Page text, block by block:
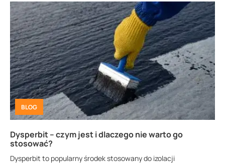
BLOG
Dysperbit – czym jest i dlaczego nie warto go
stosować?
Dysperbit to popularny środek stosowany do izolacji